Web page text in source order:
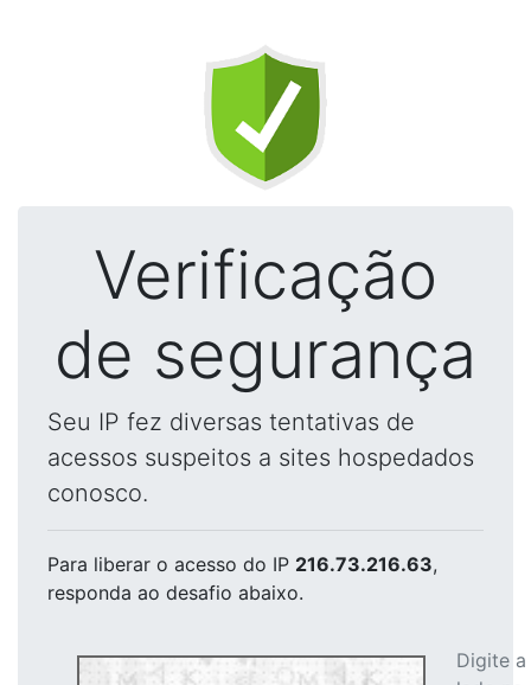
Verificação
de segurança
Seu IP fez diversas tentativas de
acessos suspeitos a sites hospedados
conosco.
Para liberar o acesso do IP 216.73.216.63,
responda ao desafio abaixo.
Digite